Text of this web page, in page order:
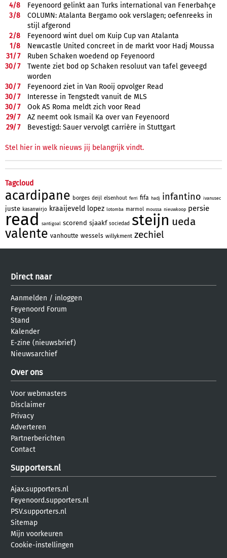
4/8
Feyenoord gelinkt aan Turks international van Fenerbahçe
3/8
COLUMN: Atalanta Bergamo ook verslagen; oefenreeks in
stijl afgerond
2/8
Feyenoord wint duel om Kuip Cup van Atalanta
1/8
Newcastle United concreet in de markt voor Hadj Moussa
31/7
Ruben Schaken woedend op Feyenoord
30/7
Twente ziet bod op Schaken resoluut van tafel geveegd
worden
30/7
Feyenoord ziet in Van Rooij opvolger Read
30/7
Interesse in Tengstedt vanuit de MLS
30/7
Ook AS Roma meldt zich voor Read
29/7
AZ neemt ook Ismail Ka over van Feyenoord
29/7 Bevestigd: Sauer vervolgt carrière in Stuttgart
Stel hier in welk nieuws jij belangrijk vindt.
Tagcloud
acardipane borges deijl elsenhout ferri fifa hadj infantino ivanusec
juste kasanwirjo kraaijeveld lopez lotomba marmol moussa nieuwkoop persie
read santigoal scorend sjaakf sociedad steijn ueda
valente vanhoutte wessels willykment zechiel
Direct naar
Aanmelden / inloggen
Feyenoord Forum
Stand
Kalender
E-zine (nieuwsbrief)
Nieuwsarchief
Over ons
Voor webmasters
Disclaimer
Privacy
Adverteren
Partnerberichten
Contact
Supporters.nl
Ajax.supporters.nl
Feyenoord.supporters.nl
PSV.supporters.nl
Sitemap
Mijn voorkeuren
Cookie-instellingen